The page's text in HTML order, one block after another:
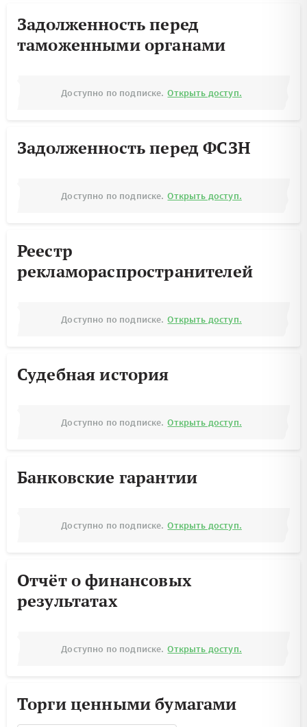
Задолженность перед
таможенными органами
Доступно по подписке. Открыть доступ.
Задолженность перед ФСЗН
Доступно по подписке. Открыть доступ.
Реестр
рекламораспространителей
Доступно по подписке. Открыть доступ.
Судебная история
Доступно по подписке. Открыть доступ.
Банковские гарантии
Доступно по подписке. Открыть доступ.
Отчёт о финансовых
результатах
Доступно по подписке. Открыть доступ.
Торги ценными бумагами